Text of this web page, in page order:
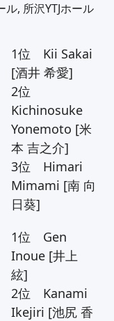
ル, 所沢YTJホール
1位 Kii Sakai
[酒井 希愛]
2位
Kichinosuke
Yonemoto [米
本 吉之介]
3位 Himari
Mimami [南 向
日葵]
1位 Gen
Inoue [井上
絃]
2位 Kanami
Ikejiri [池尻 香